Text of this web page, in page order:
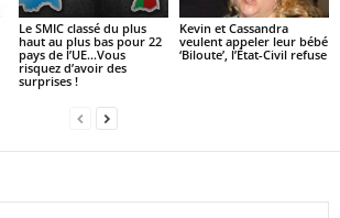
Le SMIC classé du plus
haut au plus bas pour 22
pays de l’UE…Vous
risquez d’avoir des
surprises !
Kevin et Cassandra
veulent appeler leur bébé
‘Biloute’, l’État-Civil refuse